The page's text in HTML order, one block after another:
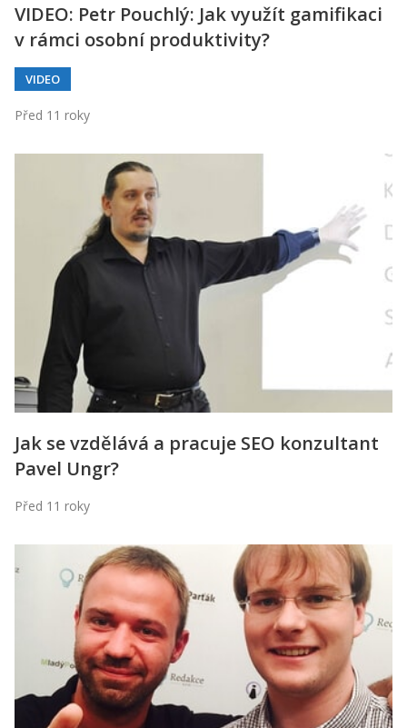
VIDEO: Petr Pouchlý: Jak využít gamifikaci
v rámci osobní produktivity?
VIDEO
Před 11 roky
Jak se vzdělává a pracuje SEO konzultant
Pavel Ungr?
Před 11 roky